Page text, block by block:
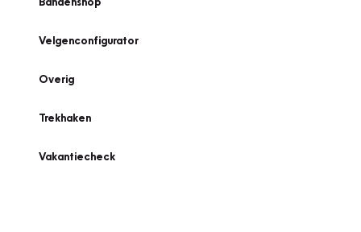
Velgenconfigurator
Overig
Trekhaken
Vakantiecheck